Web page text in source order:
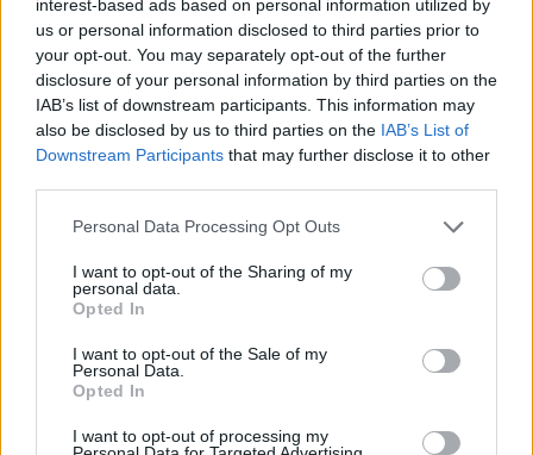
interest-based ads based on personal information utilized by
us or personal information disclosed to third parties prior to
your opt-out. You may separately opt-out of the further
disclosure of your personal information by third parties on the
IAB’s list of downstream participants. This information may
also be disclosed by us to third parties on the IAB’s List of
Downstream Participants that may further disclose it to other
Personal Data Processing Opt Outs
I want to opt-out of the Sharing of my
personal data.
Opted In
I want to opt-out of the Sale of my
Personal Data.
Opted In
I want to opt-out of processing my
In evidenza